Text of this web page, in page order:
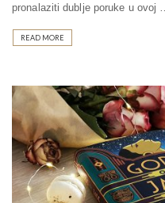
pronalaziti dublje poruke u ovoj …
READ MORE